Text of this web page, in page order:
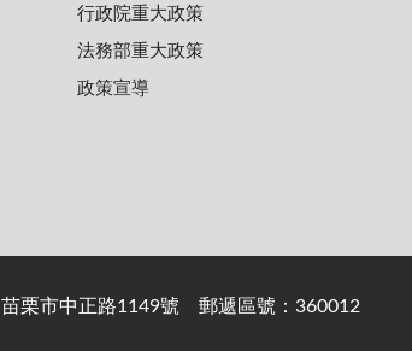
行政院重大政策
法務部重大政策
政策宣導
苗栗市中正路1149號 郵遞區號：360012